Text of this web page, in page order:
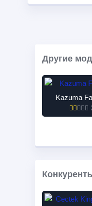
Другие
Kazuma